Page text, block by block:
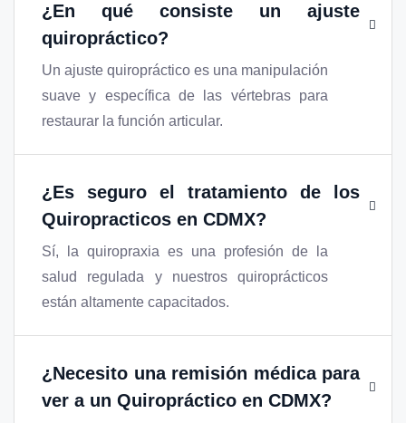
¿En qué consiste un ajuste
quiropráctico?
Un ajuste quiropráctico es una manipulación
suave y específica de las vértebras para
restaurar la función articular.
¿Es seguro el tratamiento de los
Quiropracticos en CDMX?
Sí, la quiropraxia es una profesión de la
salud regulada y nuestros quiroprácticos
están altamente capacitados.
¿Necesito una remisión médica para
ver a un Quiropráctico en CDMX?